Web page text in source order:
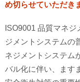
め切らせていただき
ISO9001 品質マネ
ジメントシステムの
ネジメントシステム
バル化に伴い、ます